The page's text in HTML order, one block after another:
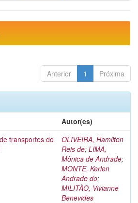
Anterior 1 Próxima
Autor(es)
transportes do
OLIVEIRA, Hamilton
Reis de; LIMA,
Mônica de Andrade;
MONTE, Kerlen
Andrade do;
MILITÃO, Vivianne
Benevides